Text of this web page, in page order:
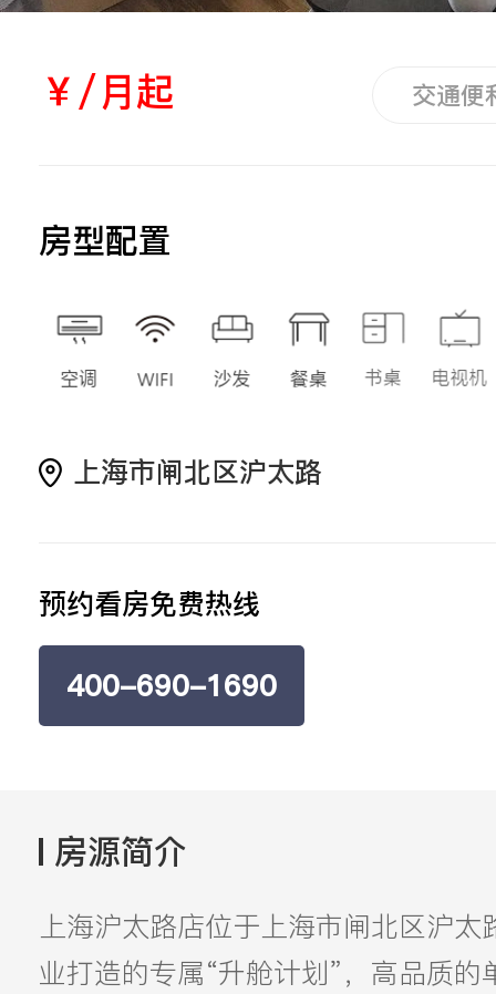
￥/月起 交通便
房型配置
上海市闸北区沪太路
预约看房免费热线
400-690-1690
房源简介
上海沪太路店位于上海市闸北区沪
业打造的专属“升舱计划”，高品质